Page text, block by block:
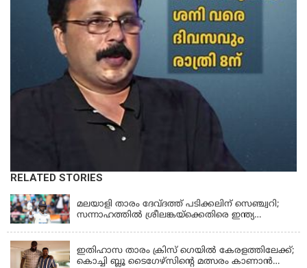
RELATED STORIES
KERALA
മലയാളി താരം ദേവ്ദത്ത് പടിക്കലിന് സെഞ്ച്വറി;
സന്നാഹത്തില്‍ ശ്രീലങ്കയ്‌ക്കെതിരെ ഇന്ത്യ
ഇതിഹാസ താരം ക്രിസ് ഗെയിൽ കേരളത്തിലേക്ക്;
കൊച്ചി ബ്ലൂ ടൈഗേഴ്സിന്റെ മത്സരം കാണാൻ